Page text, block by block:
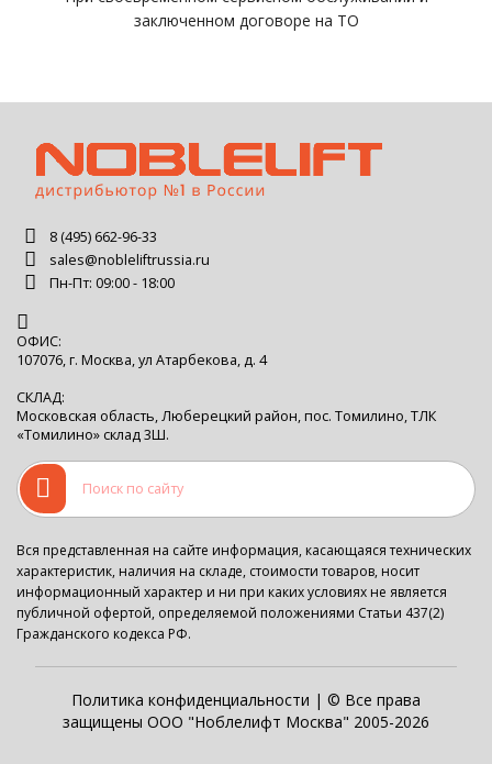
заключенном договоре на ТО
8 (495) 662-96-33
sales@nobleliftrussia.ru
Пн-Пт: 09:00 - 18:00
ОФИС:
107076, г. Москва, ул Атарбекова, д. 4
СКЛАД:
Московская область, Люберецкий район, пос. Томилино, ТЛК
«Томилино» склад 3Ш.
Вся представленная на сайте информация, касающаяся технических
характеристик, наличия на складе, стоимости товаров, носит
информационный характер и ни при каких условиях не является
публичной офертой, определяемой положениями Статьи 437(2)
Гражданского кодекса РФ.
Политика конфиденциальности | © Все права
защищены ООО "Ноблелифт Москва" 2005-2026